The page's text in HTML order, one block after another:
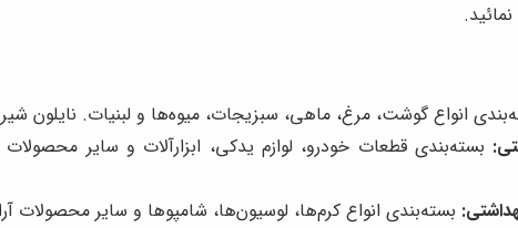
انواع گوشت، مرغ، ماهی، سبزیجات، میوه‌ها و لبنیات. نایلون
بسته‌بندی قطعات خودرو، لوازم یدکی، ابزارآلات و سایر
بسته‌بندی انواع کرم‌ها، لوسیون‌ها، شامپوها و سایر